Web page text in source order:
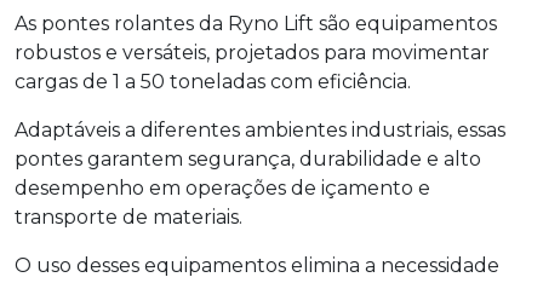
As pontes rolantes da Ryno Lift são equipamentos
robustos e versáteis, projetados para movimentar
cargas de 1 a 50 toneladas com eficiência.
Adaptáveis a diferentes ambientes industriais, essas
pontes garantem segurança, durabilidade e alto
desempenho em operações de içamento e
transporte de materiais.
O uso desses equipamentos elimina a necessidade